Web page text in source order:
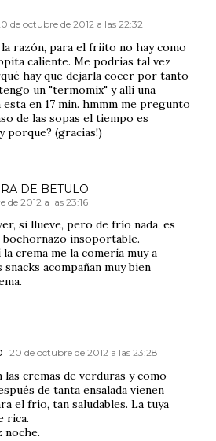
de octubre de 2012 a las 22:32
razón, para el friito no hay como
caliente. Me podrias tal vez
hay que dejarla cocer por tanto
un "termomix" y alli una
en 17 min. hmmm me pregunto
de las sopas el tiempo es
porque? (gracias!)
DE BETULO
de 2012 a las 23:16
si llueve, pero de frío nada, es
bochornazo insoportable.
la crema me la comería muy a
acompañan muy bien
20 de octubre de 2012 a las 23:28
las cremas de verduras y como
de tanta ensalada vienen
el frio, tan saludables. La tuya
rica.
noche.